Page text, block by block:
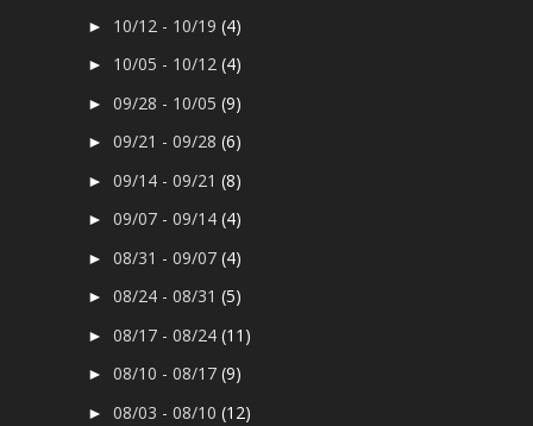
► 10/12 - 10/19(4)
► 10/05 - 10/12(4)
►09/28 - 10/05(9)
►09/21 - 09/28(6)
►09/14 - 09/21(8)
►09/07 - 09/14(4)
►08/31 - 09/07(4)
►08/24 - 08/31(5)
►08/17 - 08/24(11)
►08/10 - 08/17(9)
►08/03 - 08/10(12)